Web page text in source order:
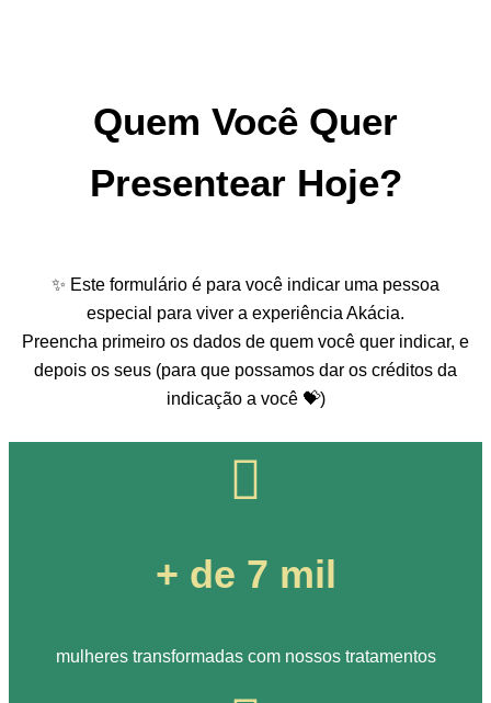
Quem Você Quer
Presentear Hoje?
✨ Este formulário é para você indicar uma pessoa
especial para viver a experiência Akácia.
Preencha primeiro os dados de quem você quer indicar, e
depois os seus (para que possamos dar os créditos da
indicação a você 💝)
+ de 7 mil
mulheres transformadas com nossos tratamentos